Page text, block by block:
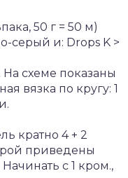
50 г = 50 м)
серый и: Drops K >
На схеме показаны
вязка по кругу: 1
кратно 4 + 2
приведены
с 1 кром.,